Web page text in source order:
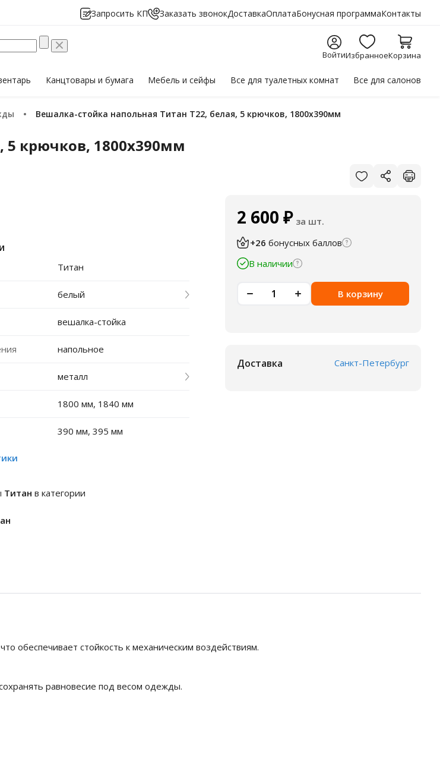
Запросить КП Заказать звонокДоставкаОплатаБонусная программаКонтакты
ВойтиИзбранноеКорзина
Канцтовары и бумага Мебельи сейфы Все для туалетных комнат Все для салонов
Вешалка-стойка напольная Титан Т22, белая, 5 крючков, 1800х390мм
5 крючков, 1800х390мм
Титан
белый
вешалка-стойка
напольное
металл
1800 мм, 1840 мм
390 мм, 395 мм
Титан в категории
2 600 ₽ за шт.
+26 бонусных баллов
В наличии
В корзину
Доставка Санкт-Петербург
обеспечивает стойкость к механическим воздействиям.
равновесие под весом одежды.